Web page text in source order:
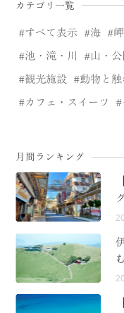
カテゴリ一覧
すべて表示 海 岬
池・滝・川 山・
観光施設 動物と
カフェ・スイーツ
月間ランキング